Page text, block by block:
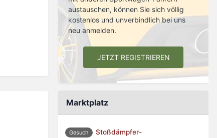
austauschen, können Sie sich völlig
kostenlos und unverbindlich bei uns
neu anmelden.
JETZT REGISTRIEREN
Marktplatz
Gesuch
Stoßdämpfer-